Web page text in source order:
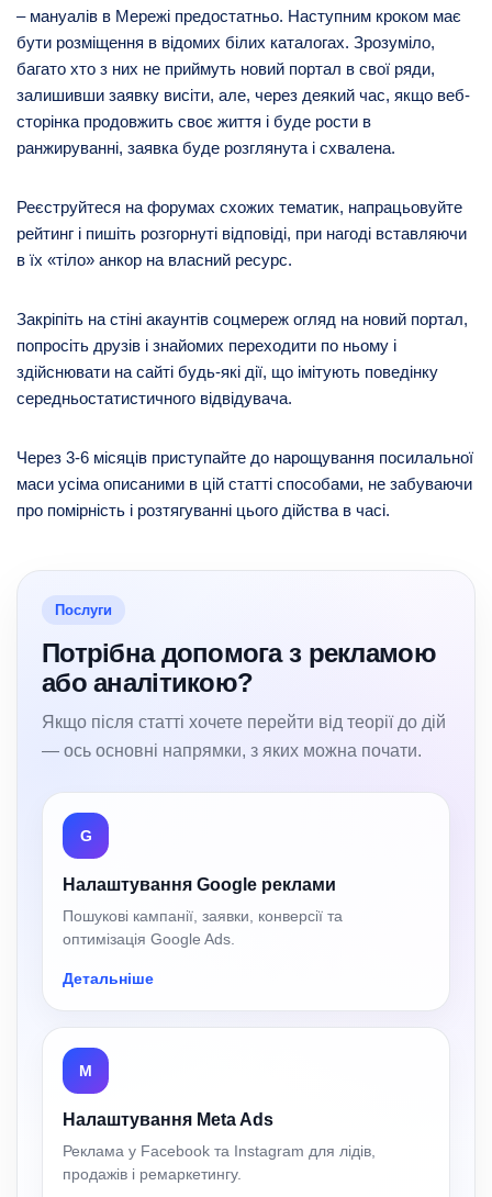
– мануалів в Мережі предостатньо. Наступним кроком має
бути розміщення в відомих білих каталогах. Зрозуміло,
багато хто з них не приймуть новий портал в свої ряди,
залишивши заявку висіти, але, через деякий час, якщо веб-
сторінка продовжить своє життя і буде рости в
ранжируванні, заявка буде розглянута і схвалена.
Реєструйтеся на форумах схожих тематик, напрацьовуйте
рейтинг і пишіть розгорнуті відповіді, при нагоді вставляючи
в їх «тіло» анкор на власний ресурс.
Закріпіть на стіні акаунтів соцмереж огляд на новий портал,
попросіть друзів і знайомих переходити по ньому і
здійснювати на сайті будь-які дії, що імітують поведінку
середньостатистичного відвідувача.
Через 3-6 місяців приступайте до нарощування посилальної
маси усіма описаними в цій статті способами, не забуваючи
про помірність і розтягуванні цього дійства в часі.
Послуги
Потрібна допомога з рекламою
або аналітикою?
Якщо після статті хочете перейти від теорії до дій
— ось основні напрямки, з яких можна почати.
G
Налаштування Google реклами
Пошукові кампанії, заявки, конверсії та
оптимізація Google Ads.
Детальніше
M
Налаштування Meta Ads
Реклама у Facebook та Instagram для лідів,
продажів і ремаркетингу.